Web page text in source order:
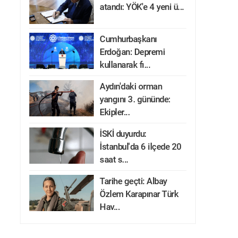
atandı: YÖK'e 4 yeni ü...
Cumhurbaşkanı
Erdoğan: Depremi
kullanarak fı...
Aydın'daki orman
yangını 3. gününde:
Ekipler...
İSKİ duyurdu:
İstanbul'da 6 ilçede 20
saat s...
Tarihe geçti: Albay
Özlem Karapınar Türk
Hav...